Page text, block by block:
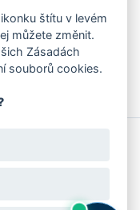
akce?
osobních údajů
štítu v levém
můžete změnit.
Zásadách
souborů cookies.